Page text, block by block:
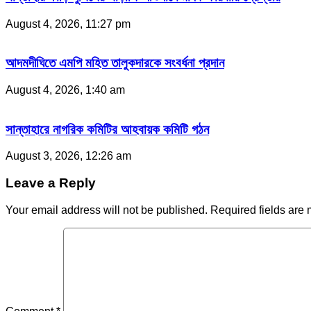
August 4, 2026, 11:27 pm
আদমদীঘিতে এমপি মহিত তালুকদারকে সংবর্ধনা প্রদান
August 4, 2026, 1:40 am
সান্তাহারে নাগরিক কমিটির আহবায়ক কমিটি গঠন
August 3, 2026, 12:26 am
Leave a Reply
Your email address will not be published. Required fields are